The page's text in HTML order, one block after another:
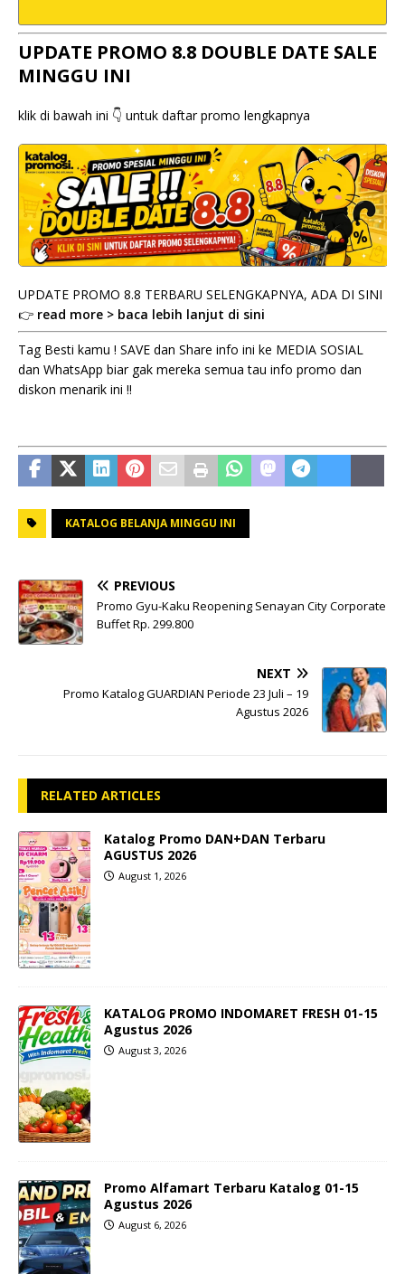
UPDATE PROMO 8.8 DOUBLE DATE SALE
MINGGU INI
klik di bawah ini 👇 untuk daftar promo lengkapnya
UPDATE PROMO 8.8 TERBARU SELENGKAPNYA, ADA DI SINI
👉 read more > baca lebih lanjut di sini
Tag Besti kamu ! SAVE dan Share info ini ke MEDIA SOSIAL
dan WhatsApp biar gak mereka semua tau info promo dan
diskon menarik ini !!
KATALOG BELANJA MINGGU INI
PREVIOUS
Promo Gyu-Kaku Reopening Senayan City Corporate
Buffet Rp. 299.800
NEXT
Promo Katalog GUARDIAN Periode 23 Juli – 19
Agustus 2026
RELATED ARTICLES
Katalog Promo DAN+DAN Terbaru
AGUSTUS 2026
August 1, 2026
KATALOG PROMO INDOMARET FRESH 01-15
Agustus 2026
August 3, 2026
Promo Alfamart Terbaru Katalog 01-15
Agustus 2026
August 6, 2026